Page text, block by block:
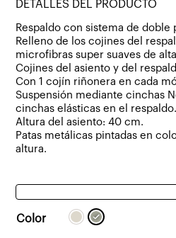
DETALLES DEL PRODUCTO
Respaldo con sistema de doble
Relleno de los cojines del
microfibras super suaves de
Cojines del asiento y del
Con 1 cojín riñonera en cada
Suspensión mediante cinchas
cinchas elásticas en el respaldo.
Altura del asiento: 40 cm.
Patas metálicas pintadas en
altura.
Color